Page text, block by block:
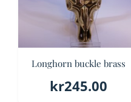
Longhorn buckle brass
kr245.00